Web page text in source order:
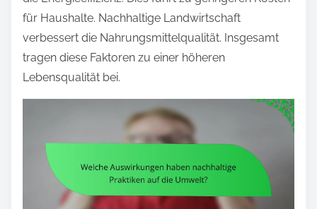
für Haushalte. Nachhaltige Landwirtschaft
verbessert die Nahrungsmittelqualität. Insgesamt
tragen diese Faktoren zu einer höheren
Lebensqualität bei.